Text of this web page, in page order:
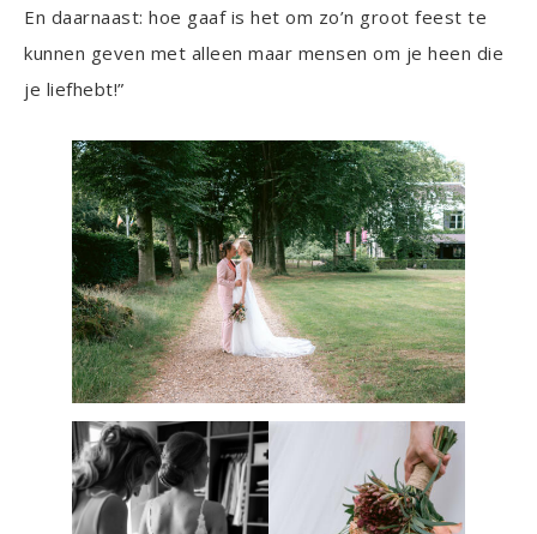
En daarnaast: hoe gaaf is het om zo’n groot feest te
kunnen geven met alleen maar mensen om je heen die
je liefhebt!”